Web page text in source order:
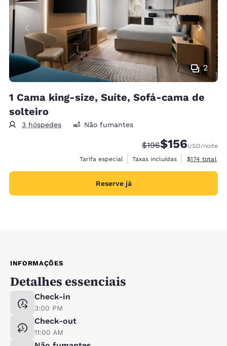
2
1 Cama king-size, Suíte, Sofá-cama de
solteiro
3 hóspedes Não fumantes
Tarifa anterior
$196Tarifa com
$156USD/noite
Tarifa especial
Taxas incluídas Exibir
$174 total
Reserve já
INFORMAÇÕES
Detalhes essenciais
Check-in
3:00 PM
Check-out
11:00 AM